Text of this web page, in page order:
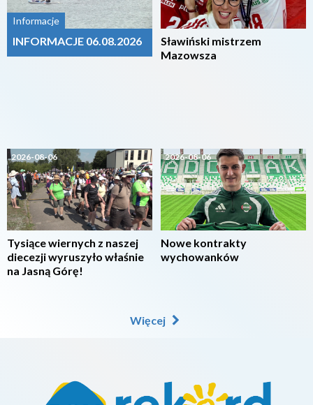
Informacje
INFORMACJE 06.08.2026
2026-08-06
Tysiące wiernych z naszej
diecezji wyruszyło właśnie
na Jasną Górę!
Sławiński mistrzem
Mazowsza
2026-08-06
Nowe kontrakty
wychowanków
Więcej